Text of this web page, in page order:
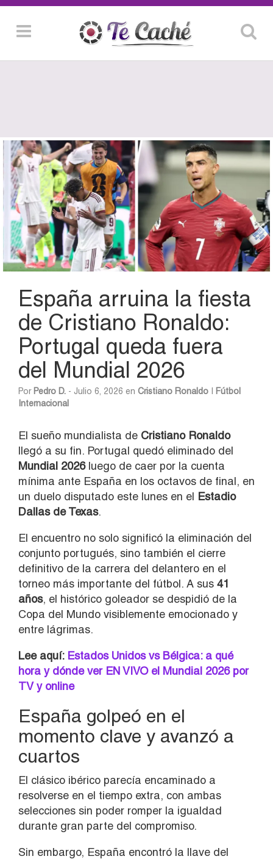
España arruina la fiesta
de Cristiano Ronaldo:
Portugal queda fuera
del Mundial 2026
Por Pedro D. - Julio 6, 2026 en Cristiano Ronaldo
Fútbol
Internacional
El sueño mundialista de Cristiano Ronaldo
llegó a su fin. Portugal quedó eliminado del
Mundial 2026luego de caer por la cuenta
mínima ante España en los octavos de final, en
un duelo disputado este lunes en el Estadio
Dallas de Texas.
El encuentro no solo significó la eliminación del
conjunto portugués, sino también el cierre
definitivo de la carrera del delantero en el
torneo más importante del fútbol. A sus 41
años, el histórico goleador se despidió de la
Copa del Mundo visiblemente emocionado y
entre lágrimas.
Lee aquí:Estados Unidos vs Bélgica: a qué
hora y dónde ver EN VIVO el Mundial 2026 por
TV y online
España golpeó en el
momento clave y avanzó a
cuartos
El clásico ibérico parecía encaminado a
resolverse en el tiempo extra, con ambas
selecciones sin poder romper la igualdad
durante gran parte del compromiso.
Sin embargo, España encontró la llave del